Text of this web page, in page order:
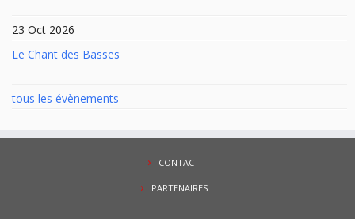
23 Oct 2026
Le Chant des Basses
tous les évènements
CONTACT
PARTENAIRES